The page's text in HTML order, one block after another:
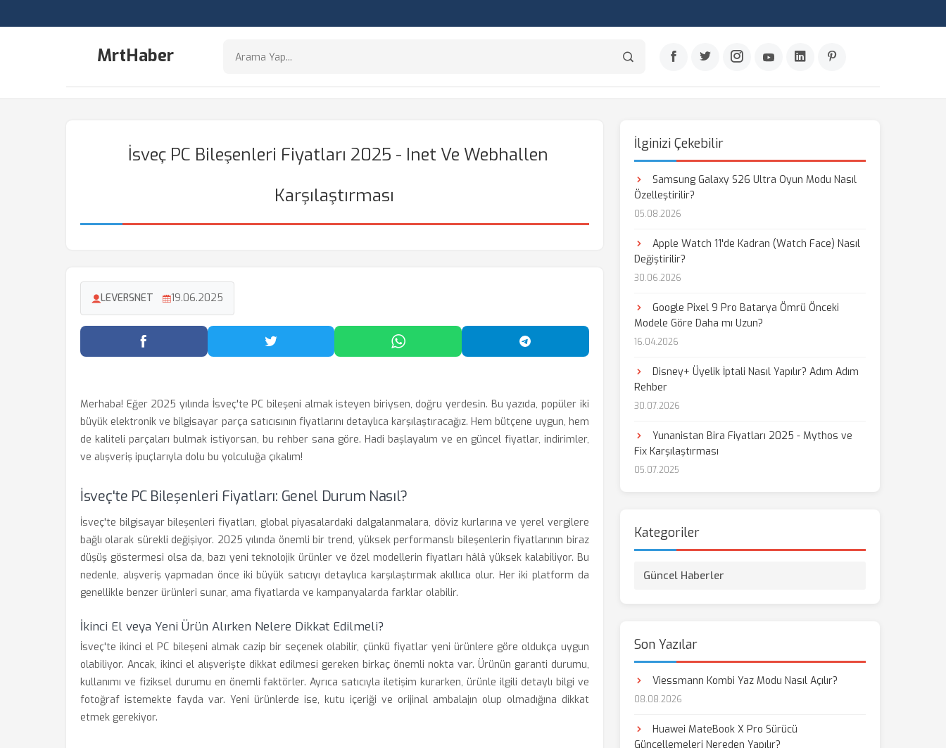
MrtHaber
İsveç PC Bileşenleri Fiyatları 2025 - Inet Ve Webhallen
Karşılaştırması
LEVERSNET 19.06.2025
Facebook'ta Paylaş Twitter'da Paylaş WhatsApp'ta Paylaş Telegram'da Paylaş
Merhaba! Eğer 2025 yılında İsveç'te PC bileşeni almak isteyen biriysen, doğru yerdesin. Bu yazıda, popüler iki
büyük elektronik ve bilgisayar parça satıcısının fiyatlarını detaylıca karşılaştıracağız. Hem bütçene uygun, hem
de kaliteli parçaları bulmak istiyorsan, bu rehber sana göre. Hadi başlayalım ve en güncel fiyatlar, indirimler,
ve alışveriş ipuçlarıyla dolu bu yolculuğa çıkalım!
İsveç'te PC Bileşenleri Fiyatları: Genel Durum Nasıl?
İsveç'te bilgisayar bileşenleri fiyatları, global piyasalardaki dalgalanmalara, döviz kurlarına ve yerel vergilere
bağlı olarak sürekli değişiyor. 2025 yılında önemli bir trend, yüksek performanslı bileşenlerin fiyatlarının biraz
düşüş göstermesi olsa da, bazı yeni teknolojik ürünler ve özel modellerin fiyatları hâlâ yüksek kalabiliyor. Bu
nedenle, alışveriş yapmadan önce iki büyük satıcıyı detaylıca karşılaştırmak akıllıca olur. Her iki platform da
genellikle benzer ürünleri sunar, ama fiyatlarda ve kampanyalarda farklar olabilir.
İkinci El veya Yeni Ürün Alırken Nelere Dikkat Edilmeli?
İsveç'te ikinci el PC bileşeni almak cazip bir seçenek olabilir, çünkü fiyatlar yeni ürünlere göre oldukça uygun
olabiliyor. Ancak, ikinci el alışverişte dikkat edilmesi gereken birkaç önemli nokta var. Ürünün garanti durumu,
kullanımı ve fiziksel durumu en önemli faktörler. Ayrıca satıcıyla iletişim kurarken, ürünle ilgili detaylı bilgi ve
fotoğraf istemekte fayda var. Yeni ürünlerde ise, kutu içeriği ve orijinal ambalajın olup olmadığına dikkat
etmek gerekiyor.
İlginizi Çekebilir
Samsung Galaxy S26 Ultra Oyun Modu Nasıl
Özelleştirilir?
05.08.2026
Apple Watch 11'de Kadran (Watch Face) Nasıl
Değiştirilir?
30.06.2026
Google Pixel 9 Pro Batarya Ömrü Önceki
Modele Göre Daha mı Uzun?
16.04.2026
Disney+ Üyelik İptali Nasıl Yapılır? Adım Adım
Rehber
30.07.2026
Yunanistan Bira Fiyatları 2025 - Mythos ve
Fix Karşılaştırması
05.07.2025
Kategoriler
Güncel Haberler
Son Yazılar
Viessmann Kombi Yaz Modu Nasıl Açılır?
08.08.2026
Huawei MateBook X Pro Sürücü
Güncellemeleri Nereden Yapılır?